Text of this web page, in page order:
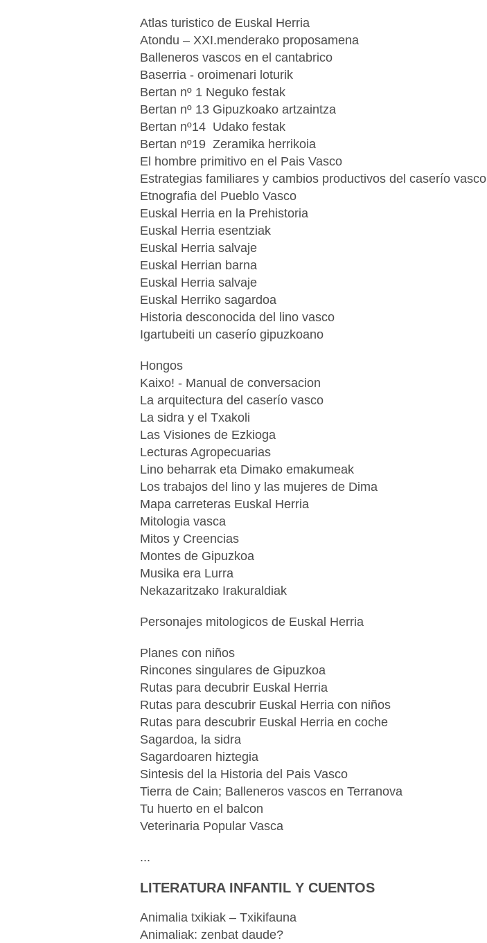
Atlas turistico de Euskal Herria
Atondu – XXI.menderako proposamena
Balleneros vascos en el cantabrico
Baserria - oroimenari loturik
Bertan nº 1 Neguko festak
Bertan nº 13 Gipuzkoako artzaintza
Bertan nº14 Udako festak
Bertan nº19 Zeramika herrikoia
El hombre primitivo en el Pais Vasco
Estrategias familiares y cambios productivos del caserío vasco
Etnografia del Pueblo Vasco
Euskal Herria en la Prehistoria
Euskal Herria esentziak
Euskal Herria salvaje
Euskal Herrian barna
Euskal Herria salvaje
Euskal Herriko sagardoa
Historia desconocida del lino vasco
Igartubeiti un caserío gipuzkoano
Hongos
Kaixo! - Manual de conversacion
La arquitectura del caserío vasco
La sidra y el Txakoli
Las Visiones de Ezkioga
Lecturas Agropecuarias
Lino beharrak eta Dimako emakumeak
Los trabajos del lino y las mujeres de Dima
Mapa carreteras Euskal Herria
Mitologia vasca
Mitos y Creencias
Montes de Gipuzkoa
Musika era Lurra
Nekazaritzako Irakuraldiak
Personajes mitologicos de Euskal Herria
Planes con niños
Rincones singulares de Gipuzkoa
Rutas para decubrir Euskal Herria
Rutas para descubrir Euskal Herria con niños
Rutas para descubrir Euskal Herria en coche
Sagardoa, la sidra
Sagardoaren hiztegia
Sintesis del la Historia del Pais Vasco
Tierra de Cain; Balleneros vascos en Terranova
Tu huerto en el balcon
Veterinaria Popular Vasca
...
LITERATURA INFANTIL Y CUENTOS
Animalia txikiak – Txikifauna
Animaliak: zenbat daude?